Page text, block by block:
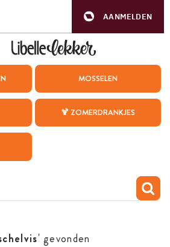
AANMELDEN
MOSSELEN
🍹 ZOMERDRANKJES
' gevonden